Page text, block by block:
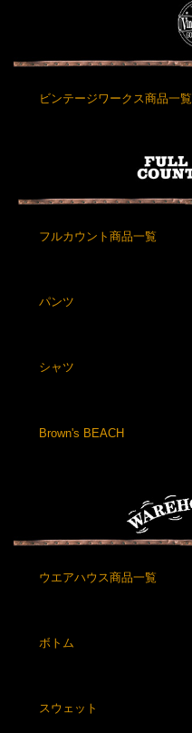
ビンテージワークス商品一覧
フルカウント商品一覧
パンツ
シャツ
Brown's BEACH
ウエアハウス商品一覧
ボトム
スウェット